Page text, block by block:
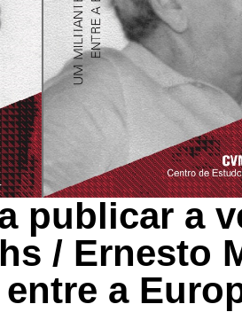
publicar a
/ Ernesto
a